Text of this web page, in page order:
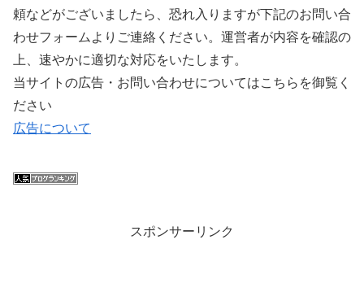
頼などがございましたら、恐れ入りますが下記のお問い合
わせフォームよりご連絡ください。運営者が内容を確認の
上、速やかに適切な対応をいたします。
当サイトの広告・お問い合わせについてはこちらを御覧く
ださい
広告について
スポンサーリンク